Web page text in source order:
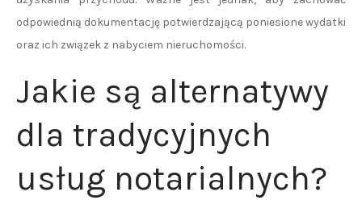
odpowiednią dokumentację potwierdzającą poniesione wydatki
oraz ich związek z nabyciem nieruchomości.
Jakie są alternatywy
dla tradycyjnych
usług notarialnych?